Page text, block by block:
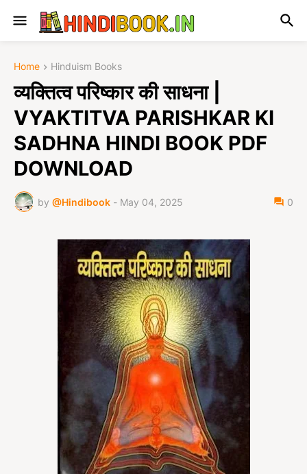
Home Hinduism Books
व्यक्तित्व परिष्कार की साधना |
VYAKTITVA PARISHKAR KI
SADHNA HINDI BOOK PDF
DOWNLOAD
by @Hindibook - May 04, 2025 0